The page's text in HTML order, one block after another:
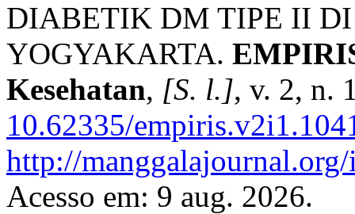
DIABETIK DM TIPE II DI
YOGYAKARTA.
Kesehatan, [S. l.], v. 2, n.
10.62335/
http://
Acesso em: 9 aug. 2026.